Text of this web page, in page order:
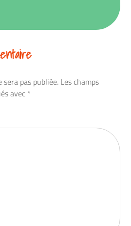
pas publiée. Les champs
avec *